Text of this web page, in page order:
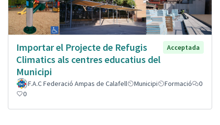
Importar el Projecte de Refugis
Climatics als centres educatius del
Municipi
Acceptada
F.A.C Federació Ampas de Calafell Municipi Formació
0
0